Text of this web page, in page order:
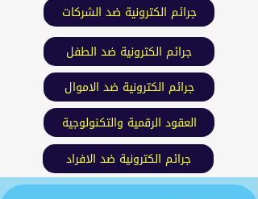
جرائم الكترونية ضد الشركات
جرائم الكترونية ضد الطفل
جرائم الكترونية ضد الاموال
العقود الرقمية والتكنولوجية
جرائم الكترونية ضد الافراد